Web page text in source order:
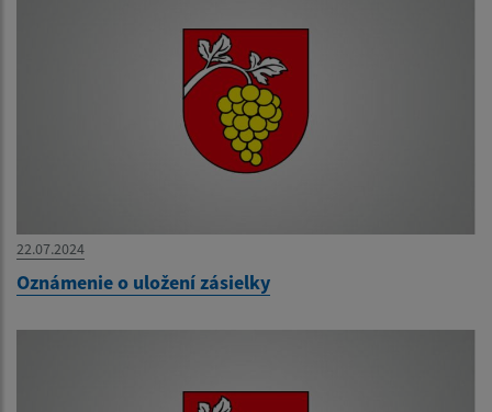
22.07.2024
Oznámenie o uložení zásielky